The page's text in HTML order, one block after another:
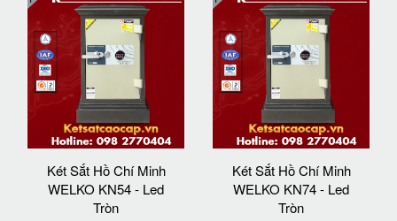
Két Sắt Hồ Chí Minh
WELKO KN54 - Led
Tròn
Két Sắt Hồ Chí Minh
WELKO KN74 - Led
Tròn